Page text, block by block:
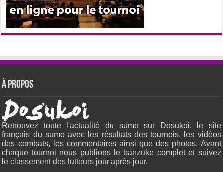
À propos
Retrouvez toute l'actualité du sumo sur Dosukoi, le site
français du sumo avec les résultats des tournois, les vidéos
des combats, les commentaires ainsi que des photos. Avant
chaque tournoi nous publions le banzuke complet et suivez
leclassement des lutteurs jour après jour.